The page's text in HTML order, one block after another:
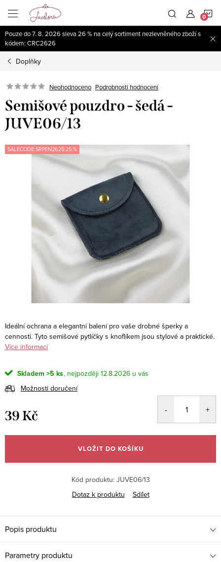
obsah
Pouze do 7. 8. 2026 sleva 26 % na celý sortiment nezlevněného zboží s
kódem: CRC2626
Doplňky
Neohodnoceno Podrobnosti hodnocení
Semišové pouzdro - šedá -
JUVE06/13
SALECODE:SRPEN2625:25:%
Ideální ochrana a elegantní balení pro vaše drobné šperky a
cennosti. Tyto semišové pytlíčky s knoflíkem jsou stylové a praktické.
Více informací
Skladem >5 ks
12.8.2026
Možnosti doručení
39 Kč
cena:
VLOŽIT DO KOŠÍKU
Kód produktu: JUVE06/13
Dotaz k produktu
Sdílet
Popis produktu
Parametry produktu